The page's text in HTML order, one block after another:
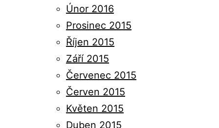
Únor 2016
Prosinec 2015
Říjen 2015
Září 2015
Červenec 2015
Červen 2015
Květen 2015
Duben 2015